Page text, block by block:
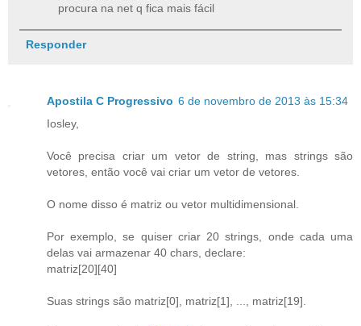
procura na net q fica mais fácil
Responder
Apostila C Progressivo 6 de novembro de 2013 às 15:34
Iosley,
Você precisa criar um vetor de string, mas strings são
vetores, então você vai criar um vetor de vetores.
O nome disso é matriz ou vetor multidimensional.
Por exemplo, se quiser criar 20 strings, onde cada uma
delas vai armazenar 40 chars, declare:
matriz[20][40]
Suas strings são matriz[0], matriz[1], ..., matriz[19].